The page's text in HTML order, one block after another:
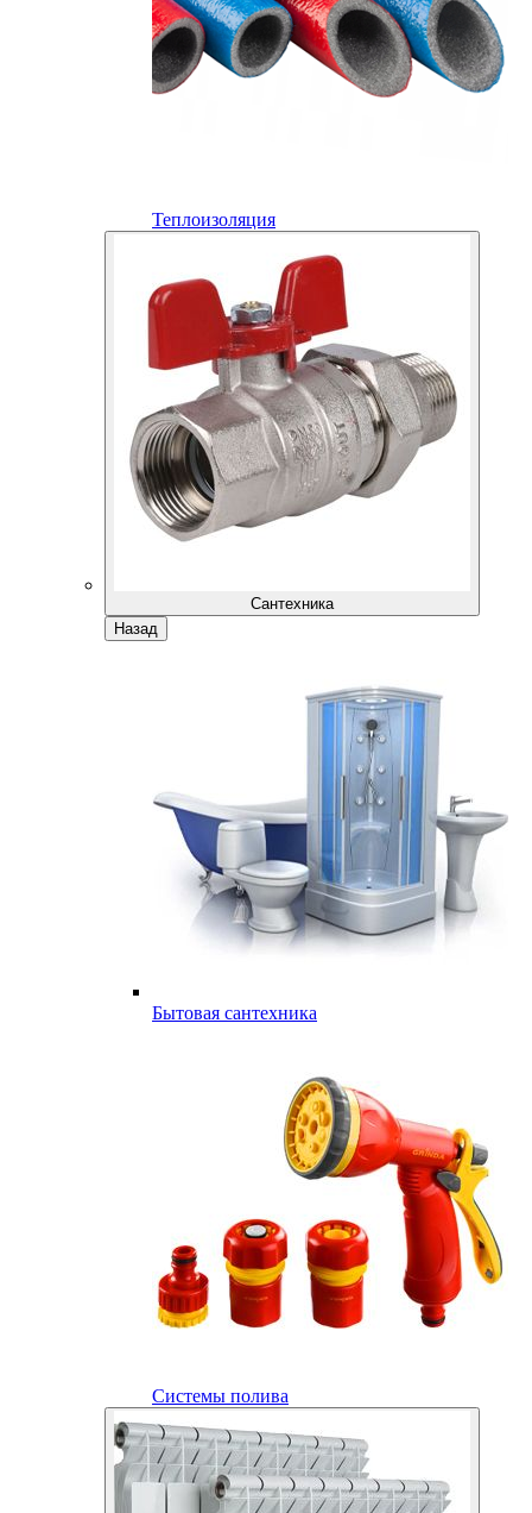
Теплоизоляция
Сантехника
Назад
Бытовая сантехника
Системы полива